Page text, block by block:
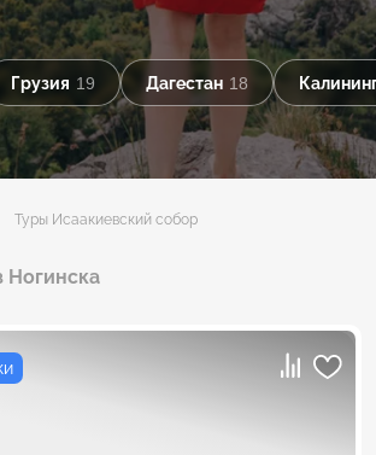
Грузия 19 Дагестан 18
Туры Исаакиевский собор
Ногинска